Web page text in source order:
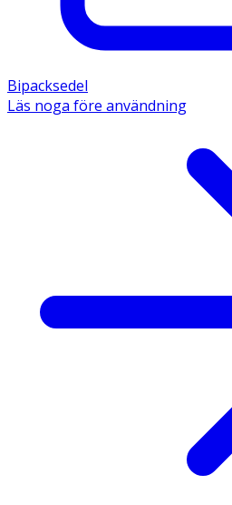
Bipacksedel
Läs noga före användning